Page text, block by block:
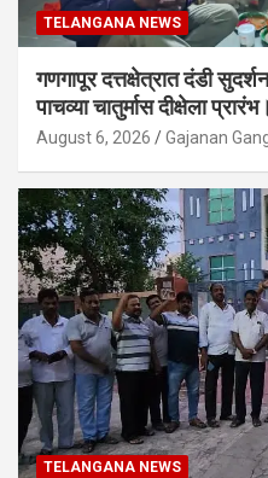
TELANGANA NEWS
गणगापूर दत्तक्षेत्रात दंडी
पाचव्या चातुर्मास दीक्षेला प्रारंभ।
August 6, 2026 Gajanan
TELANGANA NEWS